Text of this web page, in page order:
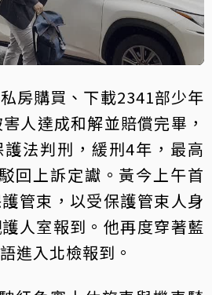
房購買、下載2341部少年
人達成和解並賠償完畢，
法判刑，緩刑4年，最高
回上訴定讞。黃今上午首
管束，以受保護管束人身
人室報到。他再度穿著藍
進入北檢報到。